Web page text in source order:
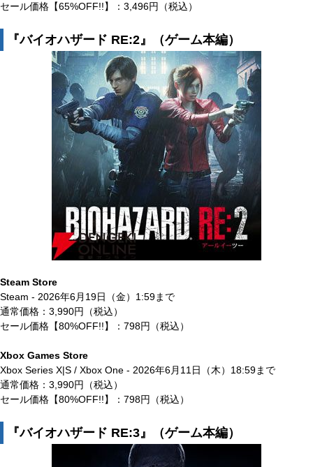
セール価格【65%OFF!!】：3,496円（税込）
『バイオハザード RE:2』（ゲーム本編）
Steam Store
Steam - 2026年6月19日（金）1:59まで
通常価格：3,990円（税込）
セール価格【80%OFF!!】：798円（税込）
Xbox Games Store
Xbox Series X|S / Xbox One - 2026年6月11日（木）18:59まで
通常価格：3,990円（税込）
セール価格【80%OFF!!】：798円（税込）
『バイオハザード RE:3』（ゲーム本編）